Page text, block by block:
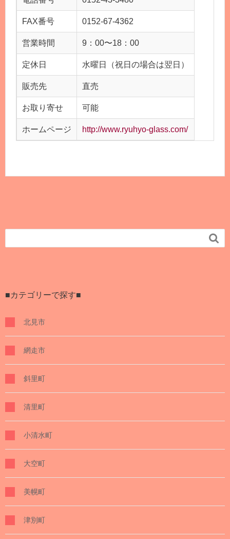
FAX番号 0152-67-4362
営業時間 9：00〜18：00
定休日 水曜日（祝日の場合は翌日）
販売先 直売
お取り寄せ 可能
ホームページ http://www.ryuhyo-glass.com/

■カテゴリーで探す■
北見市
網走市
斜里町
清里町
小清水町
大空町
美幌町
津別町